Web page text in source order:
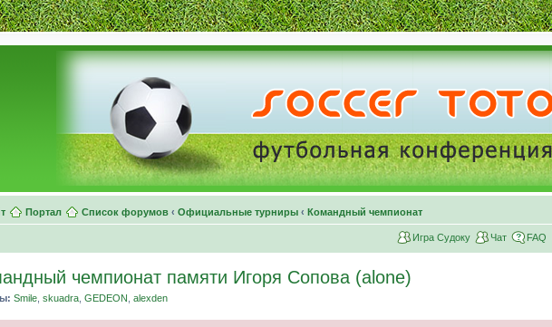
Портал Список форумов ‹ Официальные турниры ‹ Командный чемпионат
Игра Судоку Чат FAQ
чемпионат памяти Игоря Сопова (alone)
Smile skuadra GEDEON alexden